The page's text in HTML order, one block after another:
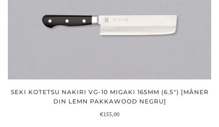
SEKI KOTETSU NAKIRI VG-10 MIGAKI 165MM (6.5") [MÂNER
DIN LEMN PAKKAWOOD NEGRU]
€155,00